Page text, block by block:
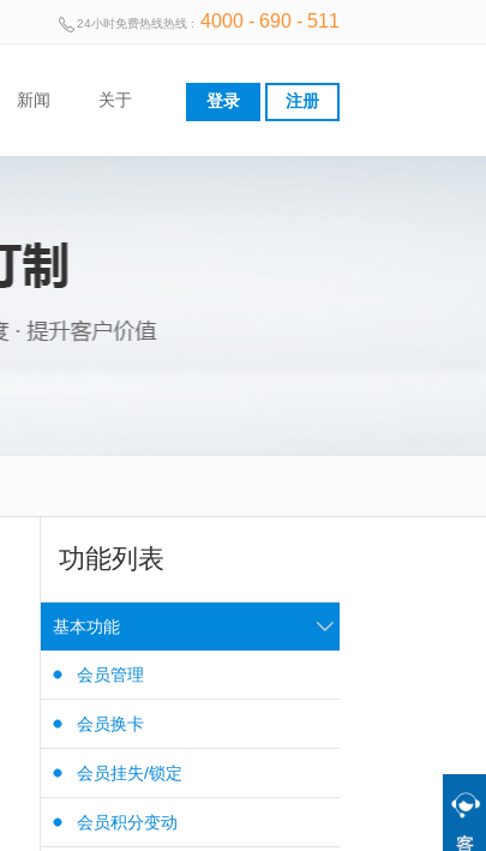
24小时免费热线热线 : 4000 - 690 - 511
登录 注册
新闻 关于
功能列表
基本功能
会员管理
会员换卡
会员挂失/锁定
会员积分变动